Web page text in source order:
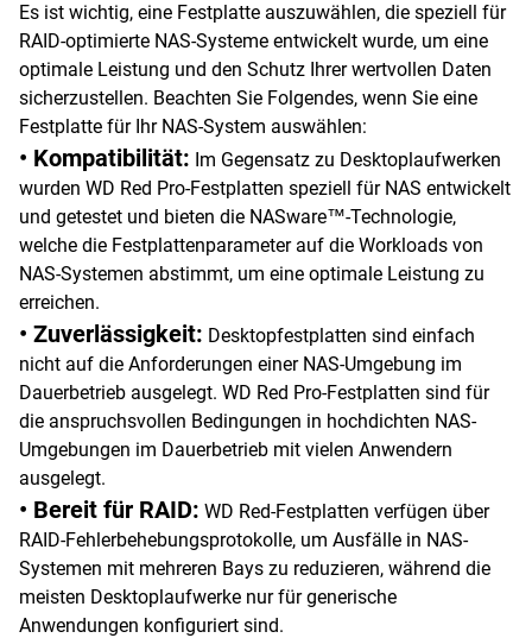
Es ist wichtig, eine Festplatte auszuwählen, die speziell für
RAID-optimierte NAS-Systeme entwickelt wurde, um eine
optimale Leistung und den Schutz Ihrer wertvollen Daten
sicherzustellen. Beachten Sie Folgendes, wenn Sie eine
Festplatte für Ihr NAS-System auswählen:
• Kompatibilität: Im Gegensatz zu Desktoplaufwerken
wurden WD Red Pro-Festplatten speziell für NAS entwickelt
und getestet und bieten die NASware™-Technologie,
welche die Festplattenparameter auf die Workloads von
NAS-Systemen abstimmt, um eine optimale Leistung zu
erreichen.
• Zuverlässigkeit: Desktopfestplatten sind einfach
nicht auf die Anforderungen einer NAS-Umgebung im
Dauerbetrieb ausgelegt. WD Red Pro-Festplatten sind für
die anspruchsvollen Bedingungen in hochdichten NAS-
Umgebungen im Dauerbetrieb mit vielen Anwendern
ausgelegt.
• Bereit für RAID: WD Red-Festplatten verfügen über
RAID-Fehlerbehebungsprotokolle, um Ausfälle in NAS-
Systemen mit mehreren Bays zu reduzieren, während die
meisten Desktoplaufwerke nur für generische
Anwendungen konfiguriert sind.